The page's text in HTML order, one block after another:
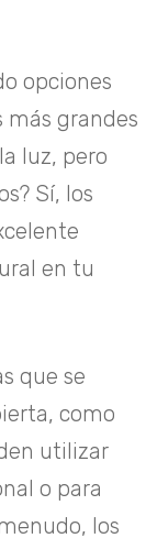
opciones
más grandes
luz, pero
Sí, los
en tu
que se
como
utilizar
o para
los